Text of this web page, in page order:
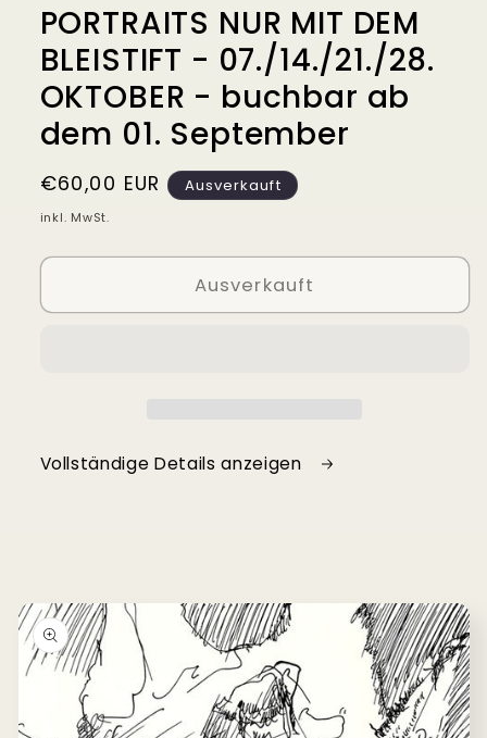
öffnenPORTRAITS NUR MIT DEM
BLEISTIFT - 07./14./21./28.
OKTOBER - buchbar ab
dem 01. September
Normaler
Preis
€60,00 EUR Ausverkauft
inkl. MwSt.
Ausverkauft
Vollständige Details anzeigen